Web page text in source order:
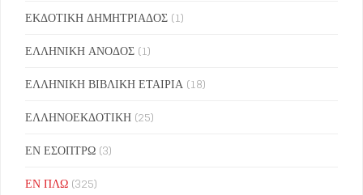
ΕΚΔΟΤΙΚΗ ΔΗΜΗΤΡΙΑΔΟΣ (1)
ΕΛΛΗΝΙΚΗ ΑΝΟΔΟΣ (1)
ΕΛΛΗΝΙΚΗ ΒΙΒΛΙΚΗ ΕΤΑΙΡΙΑ (18)
ΕΛΛΗΝΟΕΚΔΟΤΙΚΗ (25)
ΕΝ ΕΣΟΠΤΡΩ (3)
ΕΝ ΠΛΩ (325)